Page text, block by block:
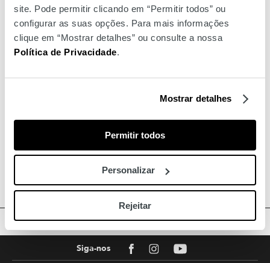
site. Pode permitir clicando em “Permitir todos” ou
configurar as suas opções. Para mais informações
clique em “Mostrar detalhes” ou consulte a nossa
Política de Privacidade.
Mostrar detalhes
Permitir todos
Personalizar
Rejeitar
TOPO
Siga-nos FacebookInstagramYoutube